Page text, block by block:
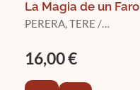
La Magia de un Faro
PERERA, TERE /
(ILUSTR.)
16,00 €